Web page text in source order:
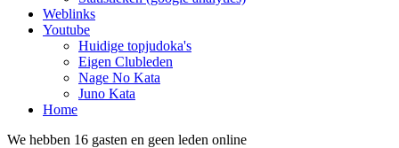
Weblinks
Youtube
Huidige topjudoka's
Eigen Clubleden
Nage No Kata
Juno Kata
Home
We hebben 16 gasten en geen leden online